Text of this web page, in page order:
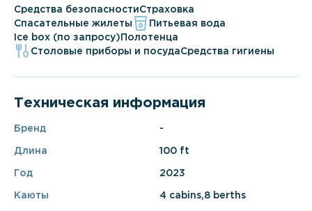
Средства безопасностиСтраховка
Спасательные жилеты
Питьевая вода
Ice box (по запросу) Полотенца
Столовые приборы и посудаСредства гигиены
Техническая информация
Бренд -
Длина 100 ft
Год 2023
Каюты 4 cabins,8 berths